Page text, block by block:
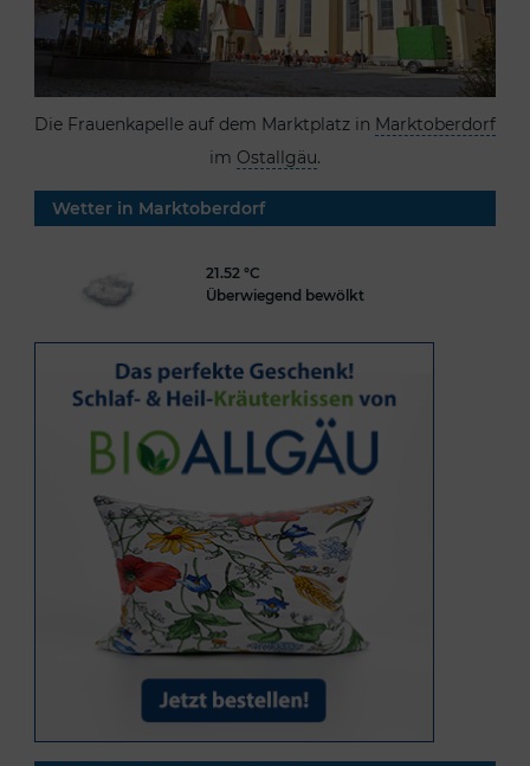
Die Frauenkapelle auf dem Marktplatz in Marktoberdorf
im Ostallgäu.
Wetter in Marktoberdorf
21.52 °C
Überwiegend bewölkt